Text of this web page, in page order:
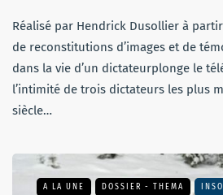
Réalisé par Hendrick Dusollier à
de reconstitutions d’images et de
dans la vie d’un dictateurplonge le
l’intimité de trois dictateurs les plus
siècle…
A LA UNE DOSSIER - THEMA